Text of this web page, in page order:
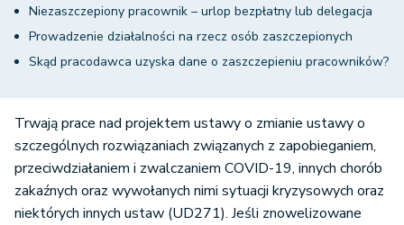
Niezaszczepiony pracownik – urlop bezpłatny lub delegacja
Prowadzenie działalności na rzecz osób zaszczepionych
Skąd pracodawca uzyska dane o zaszczepieniu pracowników?
Trwają prace nad projektem ustawy o zmianie ustawy o
szczególnych rozwiązaniach związanych z zapobieganiem,
przeciwdziałaniem i zwalczaniem COVID-19, innych chorób
zakaźnych oraz wywołanych nimi sytuacji kryzysowych oraz
niektórych innych ustaw (UD271). Jeśli znowelizowane